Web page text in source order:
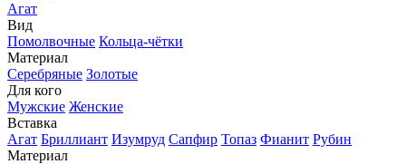
Агат
Вид
Помолвочные Кольца-чётки
Материал
Серебряные Золотые
Для кого
Мужские Женские
Вставка
Агат Бриллиант Изумруд Сапфир Топаз Фианит Рубин
Материал